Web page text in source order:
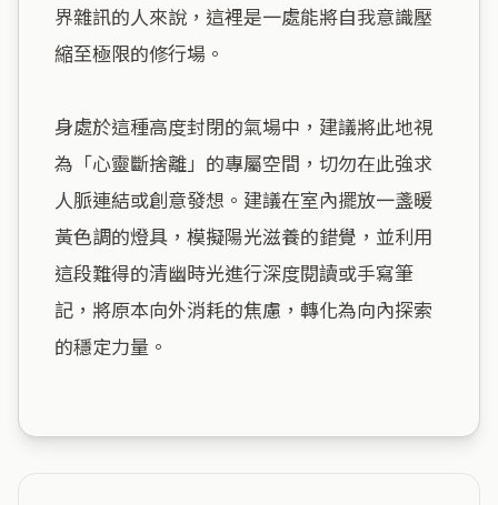
界雜訊的人來說，這裡是一處能將自我意識壓
縮至極限的修行場。
身處於這種高度封閉的氣場中，建議將此地視
為「心靈斷捨離」的專屬空間，切勿在此強求
人脈連結或創意發想。建議在室內擺放一盞暖
黃色調的燈具，模擬陽光滋養的錯覺，並利用
這段難得的清幽時光進行深度閱讀或手寫筆
記，將原本向外消耗的焦慮，轉化為向內探索
的穩定力量。